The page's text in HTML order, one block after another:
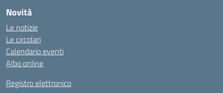
Novità
Le notizie
Le circolari
Calendario eventi
Albo online
Registro elettronico